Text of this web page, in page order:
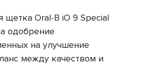
щетка Oral-B iO 9 Special
одобрение
на улучшение
между качеством и